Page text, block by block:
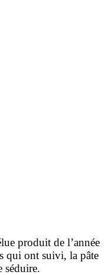
produit de l’année
qui ont suivi, la pâte
séduire.